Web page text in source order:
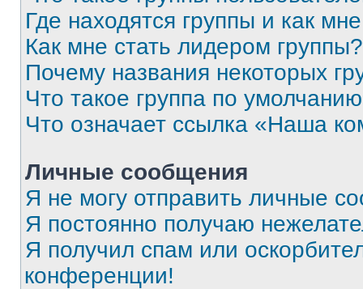
Где находятся группы и как
Как мне стать лидером группы?
Почему названия некоторых
Что такое группа по
Что означает ссылка «Наша
Личные сообщения
Я не могу отправить личные
Я постоянно получаю
Я получил спам или
конференции!